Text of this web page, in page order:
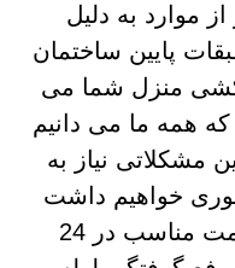
موارد به دلیل
پایین ساختمان
کشی منزل شما می
همه ما می دانیم
مشکلاتی نیاز به
خواهیم داشت
که در کمترین زمان با قیمت مناسب در 24